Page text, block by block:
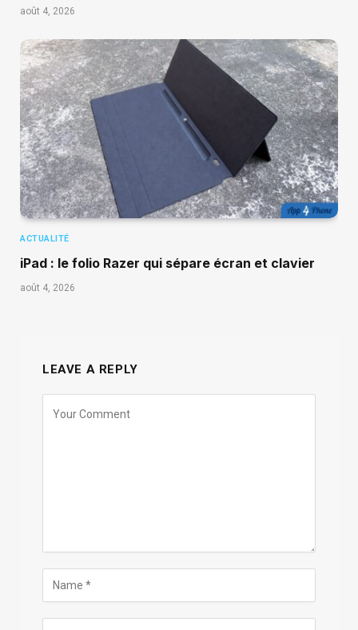
août 4, 2026
ACTUALITÉ
iPad : le folio Razer qui sépare écran et clavier
août 4, 2026
LEAVE A REPLY